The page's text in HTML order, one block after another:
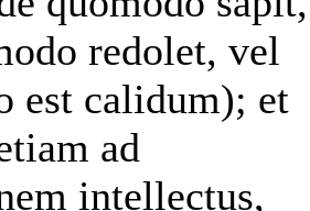
redolet, vel
est calidum); et
ad
intellectus,